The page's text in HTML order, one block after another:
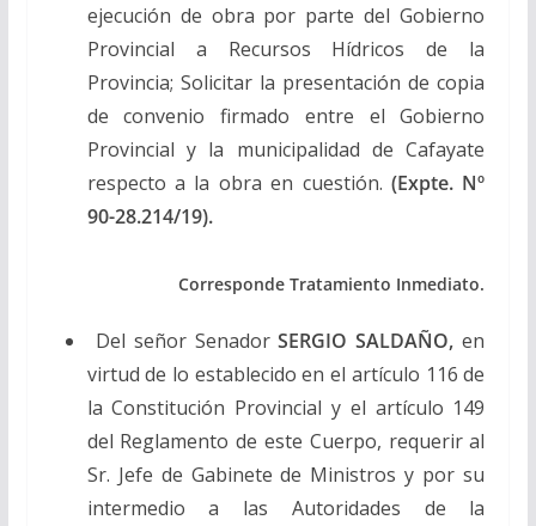
ejecución de obra por parte del Gobierno
Provincial a Recursos Hídricos de la
Provincia; Solicitar la presentación de copia
de convenio firmado entre el Gobierno
Provincial y la municipalidad de Cafayate
respecto a la obra en cuestión. (Expte. Nº
90-28.214/19).
Corresponde Tratamiento Inmediato.
Del señor SenadorSERGIO SALDAÑO,en
virtud de lo establecido en el artículo 116 de
la Constitución Provincial y el artículo 149
del Reglamento de este Cuerpo, requerir al
Sr. Jefe de Gabinete de Ministros y por su
intermedio a las Autoridades de la